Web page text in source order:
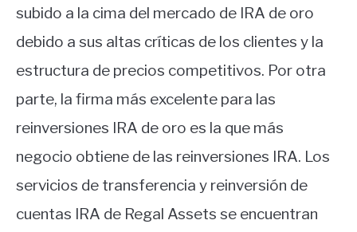
subido a la cima del mercado de IRA de oro
debido a sus altas críticas de los clientes y la
estructura de precios competitivos. Por otra
parte, la firma más excelente para las
reinversiones IRA de oro es la que más
negocio obtiene de las reinversiones IRA. Los
servicios de transferencia y reinversión de
cuentas IRA de Regal Assets se encuentran